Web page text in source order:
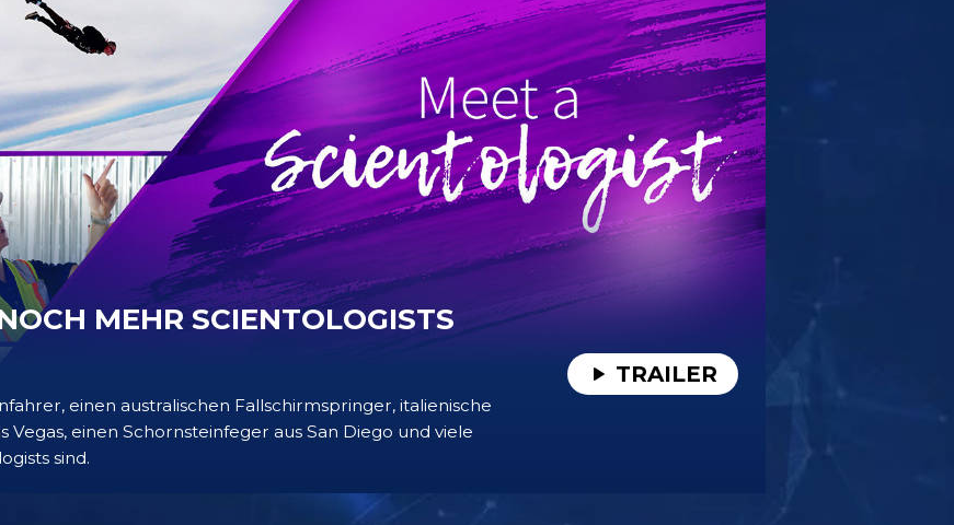
MEHR SCIENTOLOGISTS
einen australischen Fallschirmspringer, italienische
Vegas, einen Schornsteinfeger aus San Diego und viele
sind.
TRAILER